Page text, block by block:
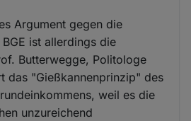
Argument gegen die
ist allerdings die
Butterwegge, Politologe
das "Gießkannenprinzip" des
weil es die
unzureichend